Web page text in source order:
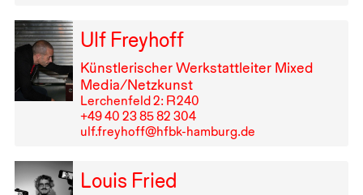
Ulf Freyhoff
Künstlerischer Werkstattleiter Mixed
Media/Netzkunst
Lerchenfeld 2: R⁠ ⁠240
+49⁠ ⁠40⁠ ⁠23⁠ ⁠85⁠ ⁠82⁠ ⁠304
ulf.freyhoff@hfbk-hamburg.de
Louis Fried